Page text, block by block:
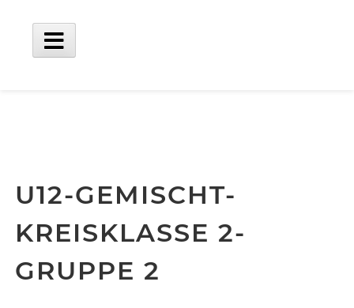
content
Main
U12-GEMISCHT-
KREISKLASSE 2-
GRUPPE 2